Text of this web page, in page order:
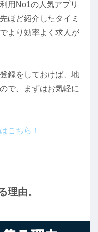
用No1の人気アプリ
ほど紹介したタイミ
より効率よく求人が
録をしておけば、地
で、まずはお気軽に
こちら！
理由。